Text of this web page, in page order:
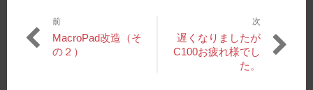
投
稿
前
過
去
MacroPad改造（そ
の２）
次
次
の
遅くなりましたが
C100お疲れ様でし
た。